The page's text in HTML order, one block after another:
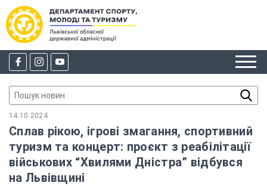
14.10.2024
Сплав рікою, ігрові змагання, спортивний
туризм та концерт: проєкт з реабілітації
військових “Хвилями Дністра” відбувся
на Львівщині